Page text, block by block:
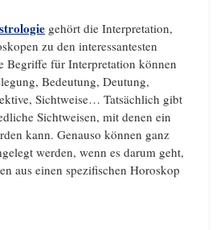
gehört die Interpretation,
zu den interessantesten
Begriffe für Interpretation können
Bedeutung, Deutung,
Sichtweise… Tatsächlich gibt
Sichtweisen, mit denen ein
kann. Genauso können ganz
werden, wenn es darum geht,
aus einen spezifischen Horoskop